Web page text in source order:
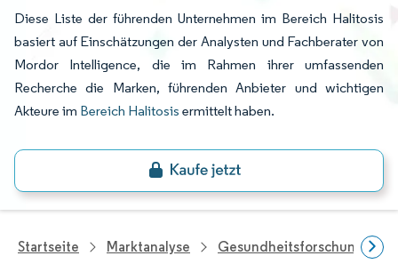
Diese Liste der führenden Unternehmen im Bereich Halitosis
basiert auf Einschätzungen der Analysten und Fachberater von
Mordor Intelligence, die im Rahmen ihrer umfassenden
Recherche die Marken, führenden Anbieter und wichtigen
Akteure im Bereich Halitosis ermittelt haben.
Startseite Marktanalyse Gesundheitsforschung